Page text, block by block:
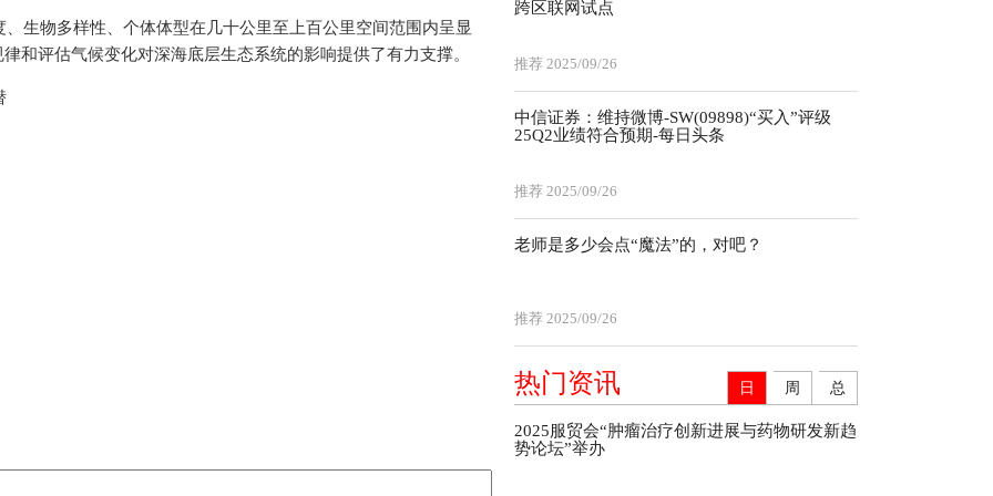
生物多样性、个体体型在几十公里至上百公里空间范围内呈显
和评估气候变化对深海底层生态系统的影响提供了有力支撑。
跨区联网试点
推荐 2025/09/26
中信证券：维持微博-SW(09898)“买入”评级
25Q2业绩符合预期-每日头条
推荐 2025/09/26
老师是多少会点“魔法”的，对吧？
推荐 2025/09/26
热门资讯 日 周 总
2025服贸会“肿瘤治疗创新进展与药物研发新趋
势论坛”举办